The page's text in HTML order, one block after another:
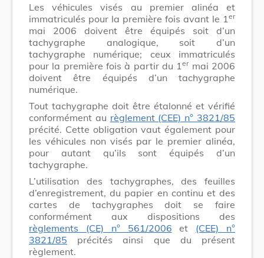
Les véhicules visés au premier alinéa et
immatriculés pour la première fois avant le 1 er
mai 2006 doivent être équipés soit d’un
tachygraphe analogique, soit d’un
tachygraphe numérique; ceux immatriculés
pour la première fois à partir du 1ermai 2006
doivent être équipés d’un tachygraphe
numérique.
Tout tachygraphe doit être étalonné et vérifié
conformément au règlement (CEE) n° 3821/85
précité. Cette obligation vaut également pour
les véhicules non visés par le premier alinéa,
pour autant qu’ils sont équipés d’un
tachygraphe.
L’utilisation des tachygraphes, des feuilles
d’enregistrement, du papier en continu et des
cartes de tachygraphes doit se faire
conformément aux dispositions des
règlements (CE) n° 561/2006 et (CEE) n°
3821/85 précités ainsi que du présent
règlement.